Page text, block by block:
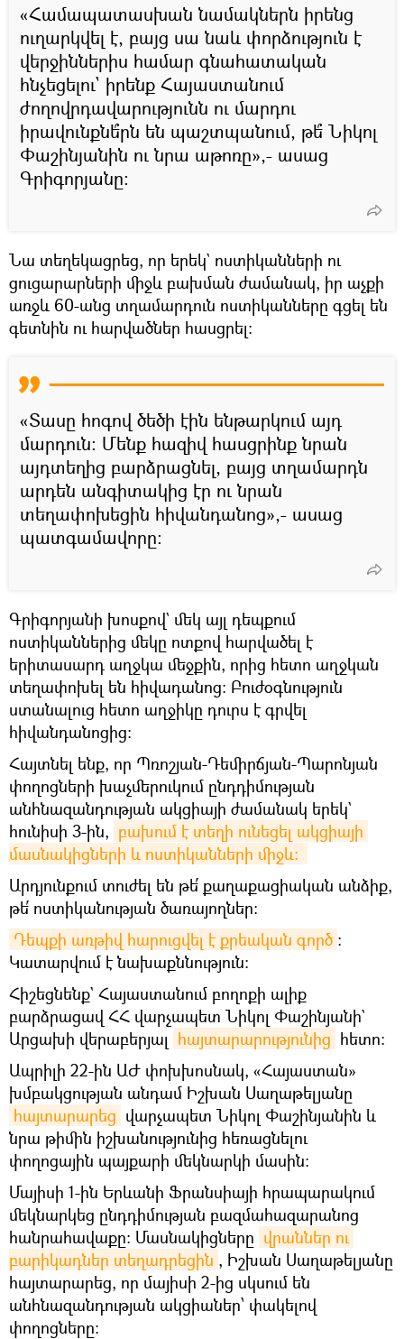
«Համապատասխան նամակներն իրենց
ուղարկվել է, բայց սա նաև փորձություն է
վերջիններիս համար գնահատական
հնչեցելու` իրենք Հայաստանում
ժողովրդավարությունն ու մարդու
իրավունքնե՞րն են պաշտպանում, թե՞ Նիկոլ
Փաշինյանին ու նրա աթոռը»,- ասաց
Գրիգորյանը։
Նա տեղեկացրեց, որ երեկ` ոստիկանների ու
ցուցարարների միջև բախման ժամանակ, իր աչքի
առջև 60-անց տղամարդուն ոստիկանները գցել են
գետնին ու հարվածներ հասցրել։
«Տասը հոգով ծեծի էին ենթարկում այդ
մարդուն։ Մենք հազիվ հասցրինք նրան
այդտեղից բարձրացնել, բայց տղամարդն
արդեն անգիտակից էր ու նրան
տեղափոխեցին հիվանդանոց»,- ասաց
պատգամավորը։
Գրիգորյանի խոսքով` մեկ այլ դեպքում
ոստիկաններից մեկը ոտքով հարվածել է
երիտասարդ աղջկա մեջքին, որից հետո աղջկան
տեղափոխել են հիվադանոց։ Բուժօգնություն
ստանալուց հետո աղջիկը դուրս է գրվել
հիվանդանոցից։
Հայտնել ենք, որ Պռոշյան-Դեմիրճյան-Պարոնյան
փողոցների խաչմերուկում ընդդիմության
անհնազանդության ակցիայի ժամանակ երեկ`
հունիսի 3-ին, բախում է տեղի ունեցել ակցիայի
մասնակիցների և ոստիկանների միջև։
Արդյունքում տուժել են թե՛ քաղաքացիական անձիք,
թե՛ ոստիկանության ծառայողներ:
Դեպքի առթիվ հարուցվել է քրեական գործ ։
Կատարվում է նախաքննություն։
Հիշեցնենք` Հայաստանում բողոքի ալիք
բարձրացավ ՀՀ վարչապետ Նիկոլ Փաշինյանի`
Արցախի վերաբերյալ հայտարարությունից հետո։
Ապրիլի 22-ին ԱԺ փոխխոսնակ, «Հայաստան»
խմբակցության անդամ Իշխան Սաղաթելյանը
հայտարարեց վարչապետ Նիկոլ Փաշինյանին և
նրա թիմին իշխանությունից հեռացնելու
փողոցային պայքարի մեկնարկի մասին։
Մայիսի 1-ին Երևանի Ֆրանսիայի հրապարակում
մեկնարկեց ընդդիմության բազմահազարանոց
հանրահավաքը։ Մասնակիցները վրաններ ու
բարիկադներ տեղադրեցին , Իշխան Սաղաթելյանը
հայտարարեց, որ մայիսի 2-ից սկսում են
անհնազանդության ակցիաներ՝ փակելով
փողոցները։